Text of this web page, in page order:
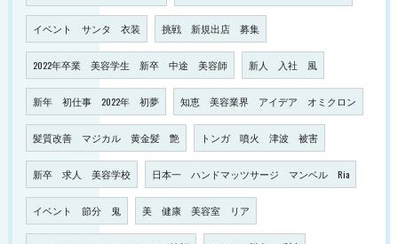
イベント サンタ 衣装 挑戦 新規出店 募集
2022年卒業 美容学生 新卒 中途 美容師 新人 入社 風
新年 初仕事 2022年 初夢 知恵 美容業界 アイデア オミクロン
髪質改善 マジカル 黄金髪 艶 トンガ 噴火 津波 被害
新卒 求人 美容学校 日本一 ハンドマッツサージ マンベル Ria
イベント 節分 鬼 美 健康 美容室 リア